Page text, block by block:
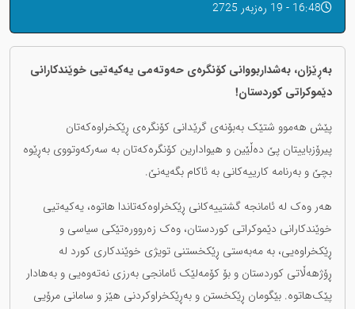
16:48 - 19 رەزبەر 2725
بەڕێزان، بەشداربووانی کۆنگرەی حەوتەمی یەکیەتیی خوێندکارانی
دێموکراتی کوردستان!
پێش هەموو شتێک بەبۆنەی گرێدانی کۆنگرەی ڕێکخراوەکەتان
پیرۆزباییتان پێ دەڵێین و هیوادارین کۆنگرەکەتان بە سەرکەوتووی بەڕێوە
بچێ و بەرنامە کارییەکانی بە ئاکام بگەیەنێ.
هەر وەک لە ئامانجە گشتییەکانی ڕێکخراوەکەتاندا هاتوە، یەکیەتیی
خوێندکارانی دێموکراتی کوردستان، وەک زەروورەتێکی سیاسی و
ڕێکخراوەیی، بە مەبەستی ڕێکخستنی تویژی خوێندکاری کورد لە
ڕۆژهەڵاتی کوردستان و بۆ کۆمەلێک ئامانجی بەرزی نەتەوەیی و بەهادار
پێک‌هاتوە. بێگومان ڕێکخستن و بەڕێکخراوکردنی هێز و سامانی مرۆیی